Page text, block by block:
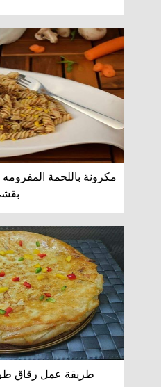
مكرونة باللحمة
طريقة عمل رقاق